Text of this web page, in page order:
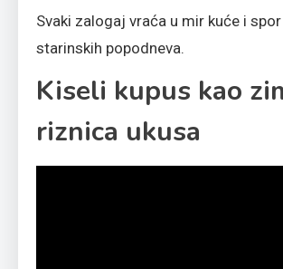
Svaki zalogaj vraća u mir kuće i
starinskih popodneva.
Kiseli kupus kao
riznica ukusa